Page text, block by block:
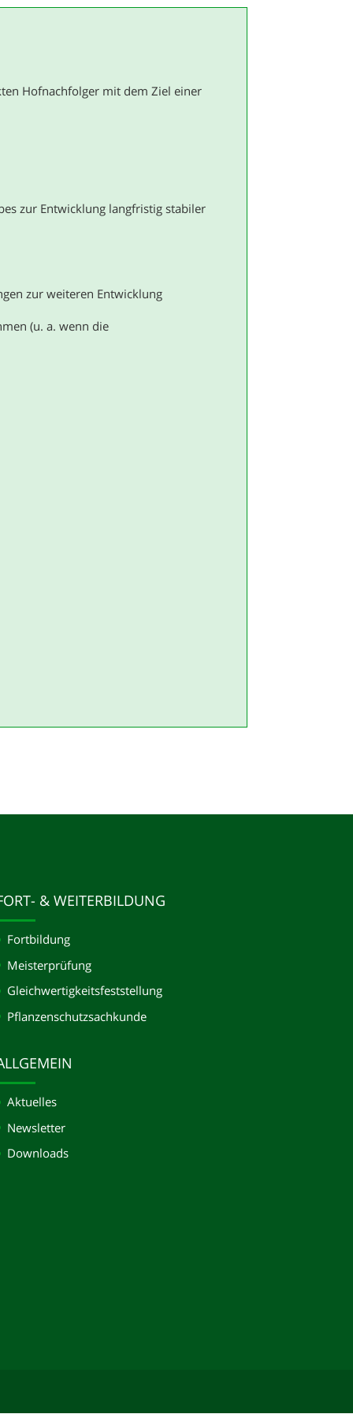
Hofnachfolger mit dem Ziel einer
zur Entwicklung langfristig stabiler
zur weiteren Entwicklung
(u. a. wenn die
& WEITERBILDUNG
Fortbildung
Meisterprüfung
Gleichwertigkeits­feststellung
Pflanzenschutzsachkunde
Aktuelles
Newsletter
Downloads